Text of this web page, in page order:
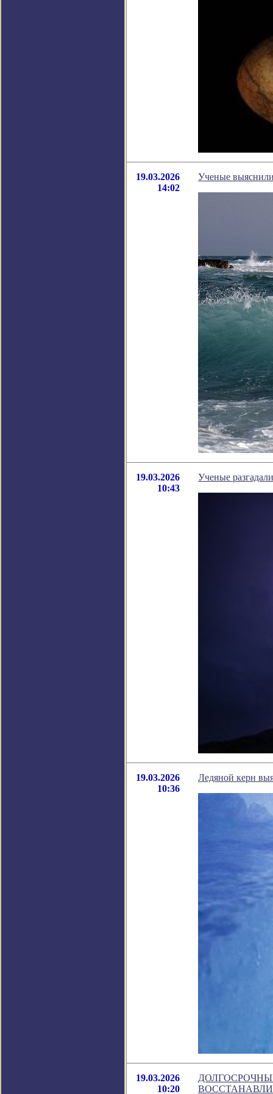
19.03.2026
14:02
Ученые
19.03.2026
10:43
Ученые
19.03.2026
10:36
Ледяной керн
19.03.2026
10:20